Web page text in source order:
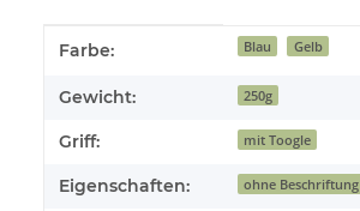
Produkteigenschaft
Wert
Farbe: Blau Gelb
Gewicht: 250g
Griff: mit Toogle
Eigenschaften: ohne Beschriftung